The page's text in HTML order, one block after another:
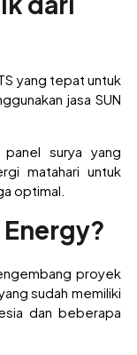
yang tepat untuk
jasa SUN
surya yang
matahari untuk
optimal.
proyek
sudah memiliki
dan beberapa